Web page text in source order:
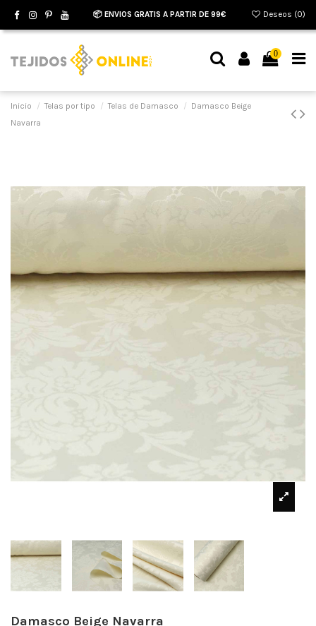
📦 ENVIOS GRATIS A PARTIR DE 99€ Deseos (0)
0
Inicio Telas por tipo Telas de Damasco
Damasco Beige
Navarra
Damasco Beige Navarra